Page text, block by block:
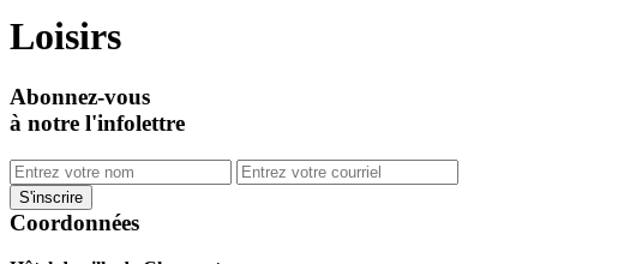
Loisirs
Abonnez-vous
à notre l'infolettre
Coordonnées